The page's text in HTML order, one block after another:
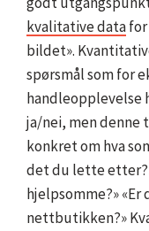
kvalitative data
bildet».
spørsmål som for
handleopplevelse
ja/nei, men denne
konkret om hva
det du lette
hjelpsomme?» «Er
nettbutikken?»